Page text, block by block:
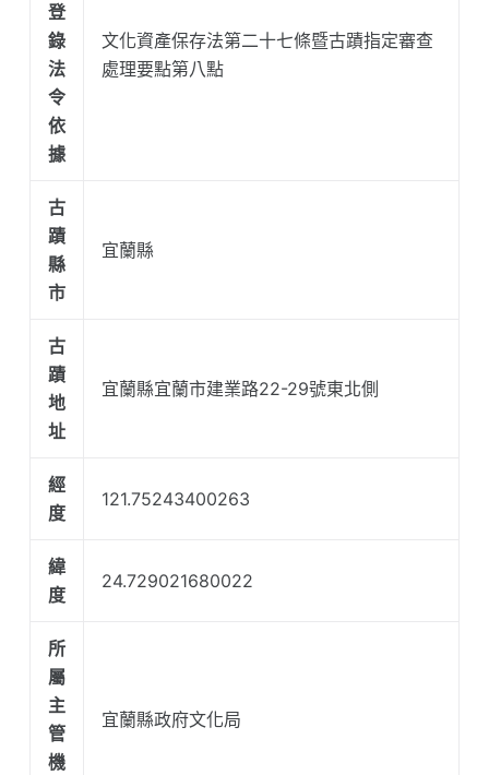
登
錄
法
令
依
據
文化資產保存法第二十七條暨古蹟指定審查
處理要點第八點
古
蹟
縣
市
宜蘭縣
古
蹟
地
址
宜蘭縣宜蘭市建業路22-29號東北側
經
度
121.75243400263
緯
度
24.729021680022
所
屬
主
管
機
宜蘭縣政府文化局